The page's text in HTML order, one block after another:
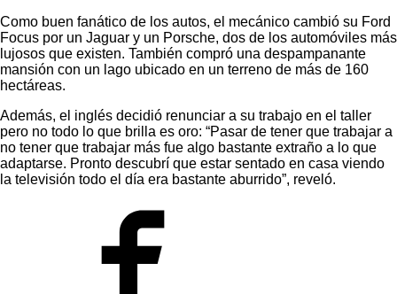
Como buen fanático de los autos, el mecánico cambió su Ford
Focus por un Jaguar y un Porsche, dos de los automóviles más
lujosos que existen. También compró una despampanante
mansión con un lago ubicado en un terreno de más de 160
hectáreas.
Además, el inglés decidió renunciar a su trabajo en el taller
pero no todo lo que brilla es oro: “Pasar de tener que trabajar a
no tener que trabajar más fue algo bastante extraño a lo que
adaptarse. Pronto descubrí que estar sentado en casa viendo
la televisión todo el día era bastante aburrido”, reveló.